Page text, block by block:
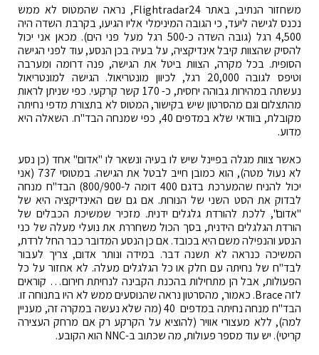
משחזור הנתיב, באתר Flightradar24, נראה שהמטוס לא ממש
נכנס לגישה ליעד, כי הגובה המינימלי אליו הגיעו, בקרבת השדה היה
4,500 רגל (גובה השדה כ-500 רגל מעל פני הים). מכאן אני יכול
להסיק שהצוות קיבל אינדיקציה, על בעיה בכן הנסע, עוד לפני הגישה
הסופית. בכל מקרה, הצוות ביטל את הגישה, פנה דרומה ומערבה
וטיפס לגובה 20,000 רגל, לכיוון מונטריאול. הגישה למונטריאול
נעשתה במהירות גבוהה יחסית, כ- 170 קשר קרקעי. כפי שניתן לראות
מהתצלום וגם מהסרטון שיש בקישור, המטוס לא בתצורת מדפי נחיתה
מקובלת, בוודאי שלא במדפים 40, כפי שמנחה הבד"ח. השאלה היא
מדוע.
כאשר צוות מגלה בפיינל שיש לו בעיה ונשאר לו "אדום" אחד (כן נסע
לא נעול מטה), הוא כמובן חייב לבטל את הגישה. במטוסי 737 (אני
יכול להניח שהמערכת בדגם 400 דומה ל-800/900) הבד"ח מנחה
לבדוק את הסט השני של הנורות. אם גם שם האינדיקציה היא של
"אדום", ללכת להורדת גלגלים ידנית. מזכיר שמשיכת הכבלים של
הורדת הגלגלים הידנית, בסך הכול משחררת את נועלי מעלה של כני
הנסע והנפילה משם היא בכובד. אם כן הנסע המדובר כבר החל לרדת,
המשיכה כנראה לא תשנה דבר. במידה ונותר אדום, צריך לעבור
לבד"ח של נחיתה עם חלק או כל הגלגלים מעלה. לא אחזור על כל
הפעולות, אבל הן מתחילות בהכנת הקבינה לנחיתת חירום… קוראים
לזה Brace. כאמור, מהסרטון נראה שהנוסעים ממש לא היו בתנוחה זו.
הבד"ח מנחה נחיתה במדפים 40 (מה שלא נעשה במקרה זה, מעניין
למה), ללא מעצורי אוויר (להוציא על הקרקע רק אם מרחק העצירה
קריטי). יש עוד מספר פעולות, מה שכתוב ב-NNC הוא הקובע.